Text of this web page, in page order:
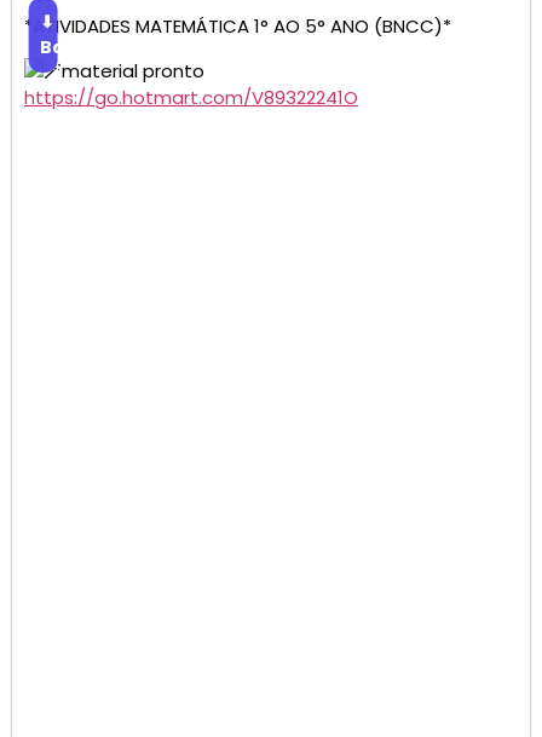
*ATIVIDADES MATEMÁTICA 1° AO 5° ANO (BNCC)*
⬇
Baixar
material pronto
https://go.hotmart.com/V89322241O